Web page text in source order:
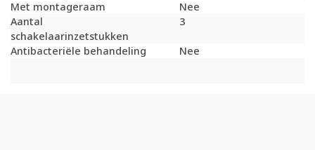
Met montageraam
Nee
Aantal
schakelaarinzetstukken
3
Antibacteriële behandeling Nee